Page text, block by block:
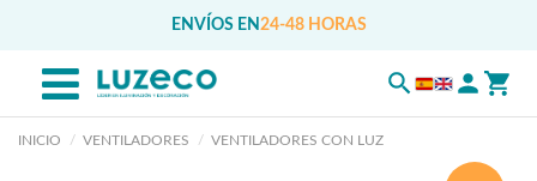
ENVÍOS EN 24-48 HORAS
INICIO VENTILADORES VENTILADORES CON LUZ